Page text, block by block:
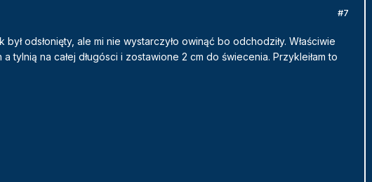
#7
odsłonięty, ale mi nie wystarczyło owinąć bo odchodziły. Właściwie
tylnią na całej długósci i zostawione 2 cm do świecenia. Przykleiłam to